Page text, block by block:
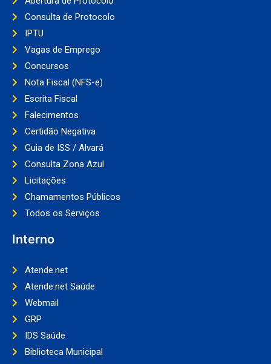
Consulta de Protocolo
IPTU
Vagas de Emprego
Concursos
Nota Fiscal (NFS-e)
Escrita Fiscal
Falecimentos
Certidão Negativa
Guia de ISS / Alvará
Consulta Zona Azul
Licitações
Chamamentos Públicos
Todos os Serviços
Interno
Atende.net
Atende.net Saúde
Webmail
GRP
IDS Saúde
Biblioteca Municipal